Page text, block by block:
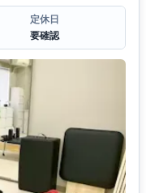
定休日
要確認